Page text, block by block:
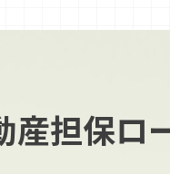
産担保ロ